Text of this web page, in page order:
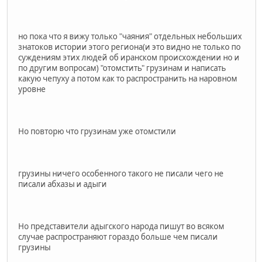
но пока что я вижу только "чаяния" отдельных небольших
знатоков истории этого региона(и это видно не только по
суждениям этих людей об иранском происхождении но и
по другим вопросам) "отомстить" грузинам и написать
какую чепуху а потом как то распространить на наровном
уровне
Но повторю что грузинам уже отомстили
грузины ничего особенного такого не писали чего не
писали абхазы и адыги
Но представители адыгского народа пишут во всяком
случае распространяют гораздо больше чем писали
грузины